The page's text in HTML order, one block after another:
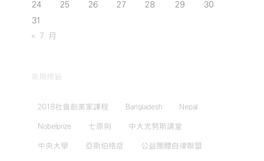
24
25 26 27 28 29
30
31
« 7 月
常用標籤
2018社會創業家課程 Bangladesh Nepal
Nobelprize 七原則 中大尤努斯講堂
中央大學 亞斯伯格症 公益團體自律聯盟